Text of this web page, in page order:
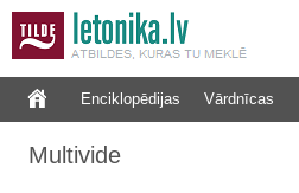
Enciklopēdijas Vārdnīcas
Multivide